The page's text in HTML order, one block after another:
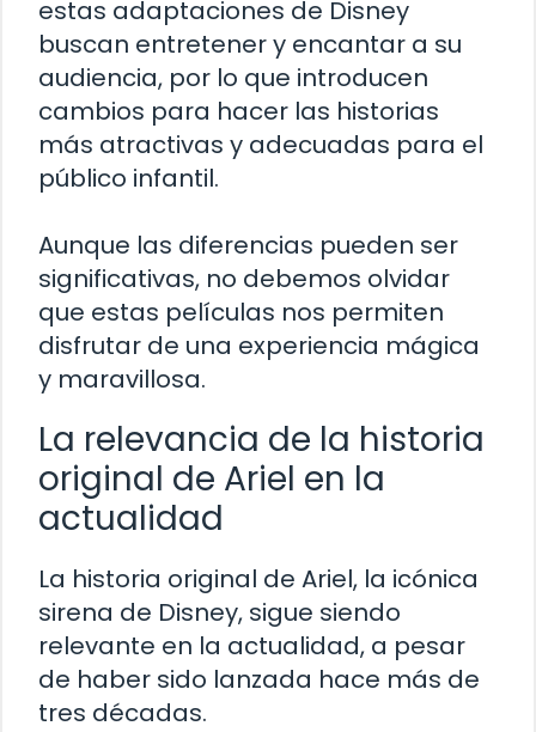
estas adaptaciones de Disney
buscan entretener y encantar a su
audiencia, por lo que introducen
cambios para hacer las historias
más atractivas y adecuadas para el
público infantil.
Aunque las diferencias pueden ser
significativas, no debemos olvidar
que estas películas nos permiten
disfrutar de una experiencia mágica
y maravillosa.
La relevancia de la historia
original de Ariel en la
actualidad
La historia original de Ariel, la icónica
sirena de Disney, sigue siendo
relevante en la actualidad, a pesar
de haber sido lanzada hace más de
tres décadas.